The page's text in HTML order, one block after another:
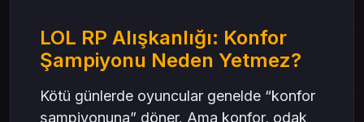
LOL RP Alışkanlığı: Konfor
Şampiyonu Neden Yetmez?
Kötü günlerde oyuncular genelde “konfor
şampiyonuna” döner. Ama konfor, odak